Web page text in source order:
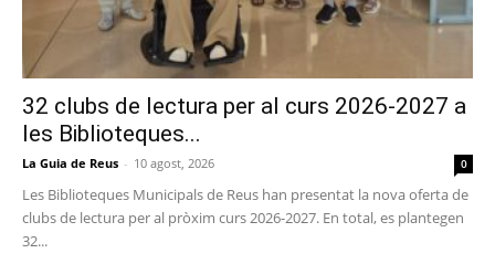
32 clubs de lectura per al curs 2026-2027 a
les Biblioteques...
La Guia de Reus - 10 agost, 2026 0
Les Biblioteques Municipals de Reus han presentat la nova oferta de
clubs de lectura per al pròxim curs 2026-2027. En total, es plantegen
32...